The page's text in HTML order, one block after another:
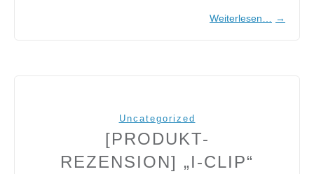
Weiterlesen… →
Uncategorized
[PRODUKT-
REZENSION] „I-CLIP“